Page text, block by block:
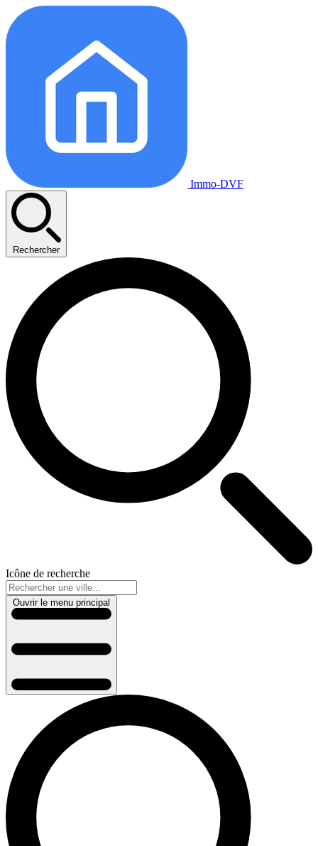
Immo-DVF
Rechercher
Icône de recherche
Ouvrir le menu principal